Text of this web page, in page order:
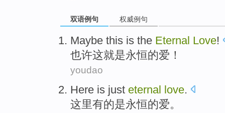
双语例句 权威例句
Maybe this is the Eternal Love!
也许这就是永恒的爱！
youdao
Here is just eternal love.
这里有的是永恒的爱。